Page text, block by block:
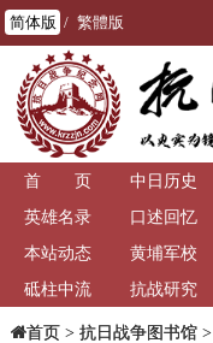
简体版 / 繁體版
首 页 中日历史
英雄名录
口述回忆
本站动态
黄埔军校
砥柱中流
抗战研究
首页> 抗日战争图书馆>